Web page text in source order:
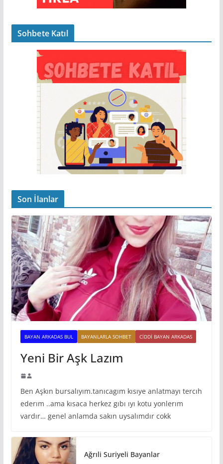
Sohbete Katıl
Son İlanlar
BAYAN ARKADAS BUL BAYANLARLA SOHBET CIDDI BAYAN ARKADAS
Yeni Bir Aşk Lazım
Ben Aşkın bursalıyım.tanıcagım kısıye anlatmayı tercıh
ederım ..ama kısaca herkez gıbı ıyı kotu yonlerım
vardır… genel anlamda sakın uysalımdır cokk
Ağrıli Suriyeli Bayanlar